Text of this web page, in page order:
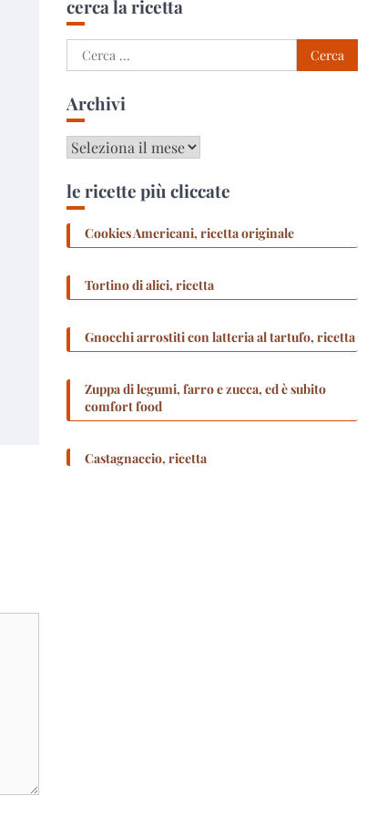
cerca la ricetta
Ricerca
per:
Archivi
Archivi
le ricette più cliccate
Cookies Americani, ricetta originale
Tortino di alici, ricetta
Gnocchi arrostiti con latteria al tartufo, ricetta
Zuppa di legumi, farro e zucca, ed è subito
comfort food
Castagnaccio, ricetta